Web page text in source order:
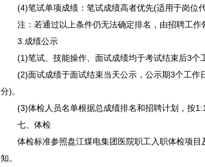
(4)笔试单项成绩：笔试成绩高者优先(适用于岗位
注：若通过以上条件仍无法确定排名，由招聘工作
3.成绩公示
(1)笔试、技能操作、面试成绩均于考试结束后3个
(2)面试成绩于面试结束当天公示，公示期3个工作
分)。
(3)体检人员名单根据总成绩排名和招聘计划，按
七、体检
体检标准参照盘江煤电集团医院职工入职体检项目
知。